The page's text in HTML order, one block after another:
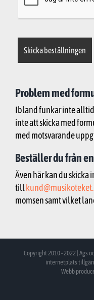
Problem med
Ibland funkar inte
inte att skicka med
med motsvarande
Beställer du från
Även här kan du skicka
till
momsen samt vilket
Copyright 2010 - 2022 | Ägs
internetplats
Webb